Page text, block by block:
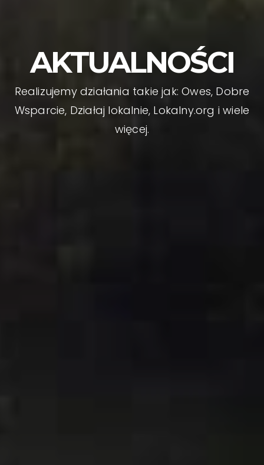
AKTUALNOŚCI
Realizujemy działania takie jak: Owes, Dobre
Wsparcie, Działaj lokalnie, Lokalny.org i wiele
więcej.